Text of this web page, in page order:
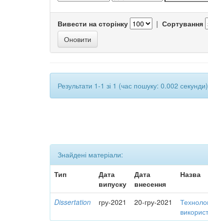
Вивести на сторінку | Сортування
Результати 1-1 зі 1 (час пошуку: 0.002
Знайдені матеріали:
Тип
Дата
випуску
Дата
внесення
Назва
Dissertation гру-2021 20-гру-2021